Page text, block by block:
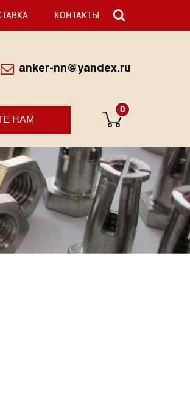
КОНТАКТЫ
anker-nn@yandex.ru
НАМ
0